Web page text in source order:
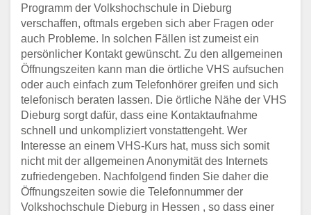
Programm der Volkshochschule in Dieburg
verschaffen, oftmals ergeben sich aber Fragen oder
auch Probleme. In solchen Fällen ist zumeist ein
persönlicher Kontakt gewünscht. Zu den allgemeinen
Öffnungszeiten kann man die örtliche VHS aufsuchen
oder auch einfach zum Telefonhörer greifen und sich
telefonisch beraten lassen. Die örtliche Nähe der VHS
Dieburg sorgt dafür, dass eine Kontaktaufnahme
schnell und unkompliziert vonstattengeht. Wer
Interesse an einem VHS-Kurs hat, muss sich somit
nicht mit der allgemeinen Anonymität des Internets
zufriedengeben. Nachfolgend finden Sie daher die
Öffnungszeiten sowie die Telefonnummer der
Volkshochschule Dieburg in Hessen , so dass einer